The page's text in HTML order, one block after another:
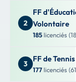
2
FF
Volontaire
185 licenciés
3
FF de Tennis
177 licenciés